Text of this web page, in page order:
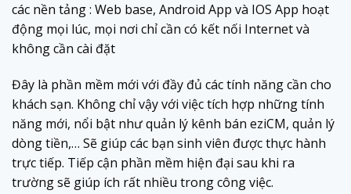
các nền tảng : Web base, Android App và IOS App hoạt
động mọi lúc, mọi nơi chỉ cần có kết nối Internet và
không cần cài đặt
Đây là phần mềm mới với đầy đủ các tính năng cần cho
khách sạn. Không chỉ vậy với việc tích hợp những tính
năng mới, nổi bật như quản lý kênh bán eziCM, quản lý
dòng tiền,… Sẽ giúp các bạn sinh viên được thực hành
trực tiếp. Tiếp cận phần mềm hiện đại sau khi ra
trường sẽ giúp ích rất nhiều trong công việc.